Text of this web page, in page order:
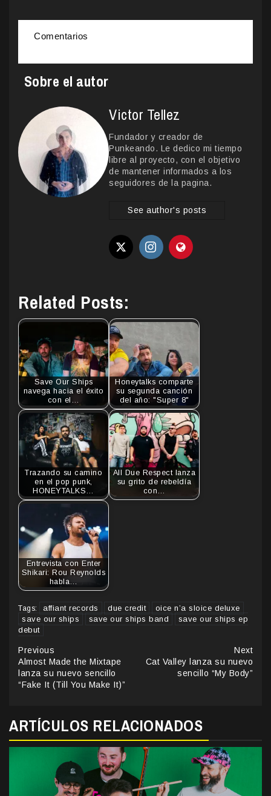
Comentarios
Sobre el autor
Victor Tellez
Fundador y creador de
Punkeando. Le dedico mi tiempo
libre al proyecto, con el objetivo
de mantener informados a los
seguidores de la pagina.
See author's posts
Related Posts:
Save Our Ships
navega hacia el éxito
con el…
Honeytalks comparte
su segunda canción
del año: "Super 8"
Trazando su camino
en el pop punk,
HONEYTALKS…
All Due Respect lanza
su grito de rebeldía
con…
Entrevista con Enter
Shikari: Rou Reynolds
habla…
Tags: affiant records due credit
oice n’a sloice deluxe
save our ships
save our ships band
save our ships ep
debut
Continue
Reading
Previous
Almost Made the Mixtape
lanza su nuevo sencillo
“Fake It (Till You Make It)”
Next
Cat Valley lanza su nuevo
sencillo “My Body”
ARTÍCULOS RELACIONADOS